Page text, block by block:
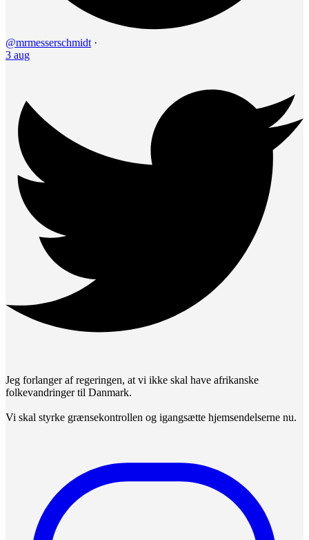
@mrmesserschmidt ·
3 aug
Jeg forlanger af regeringen, at vi ikke skal have afrikanske
folkevandringer til Danmark.
Vi skal styrke grænsekontrollen og igangsætte hjemsendelserne nu.